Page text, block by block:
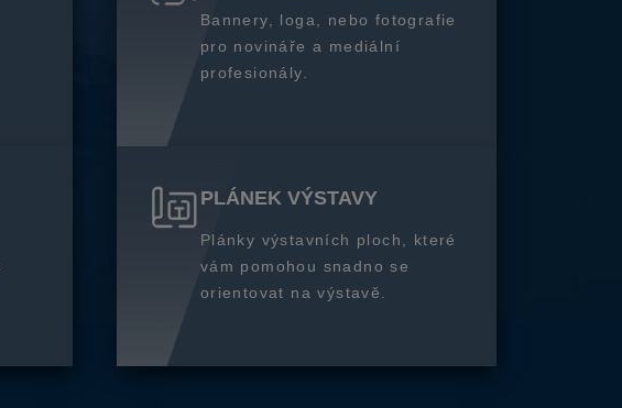
Bannery, loga, nebo fotografie
pro novináře a mediální
profesionály.
PLÁNEK VÝSTAVY
Plánky výstavních ploch, které
vám pomohou snadno se
orientovat na výstavě.